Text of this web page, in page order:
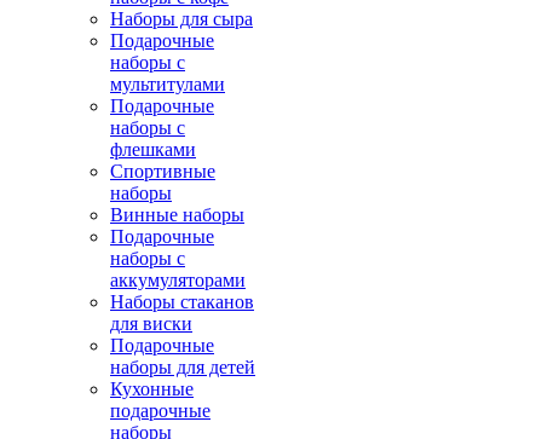
Наборы для сыра
Подарочные
наборы с
мультитулами
Подарочные
наборы с
флешками
Спортивные
наборы
Винные наборы
Подарочные
наборы с
аккумуляторами
Наборы стаканов
для виски
Подарочные
наборы для детей
Кухонные
подарочные
наборы